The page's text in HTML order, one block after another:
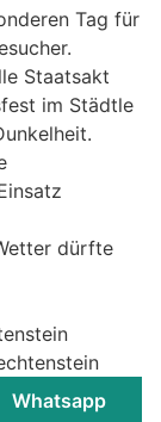
Tag für
Staatsakt
im Städtle
dürfte
Whatsapp